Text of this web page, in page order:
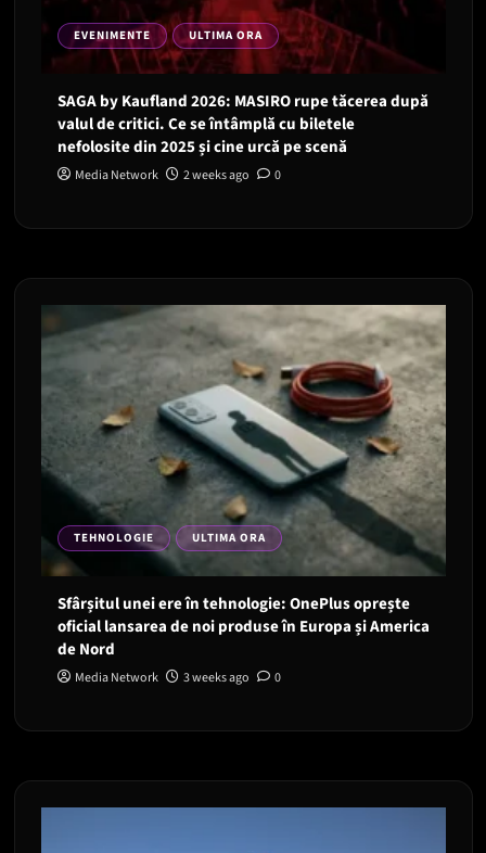
EVENIMENTE ULTIMA ORA
SAGA by Kaufland 2026: MASIRO rupe tăcerea după
valul de critici. Ce se întâmplă cu biletele
nefolosite din 2025 și cine urcă pe scenă
Media Network 2 weeks ago 0
TEHNOLOGIE ULTIMA ORA
Sfârșitul unei ere în tehnologie: OnePlus oprește
oficial lansarea de noi produse în Europa și America
de Nord
Media Network 3 weeks ago 0